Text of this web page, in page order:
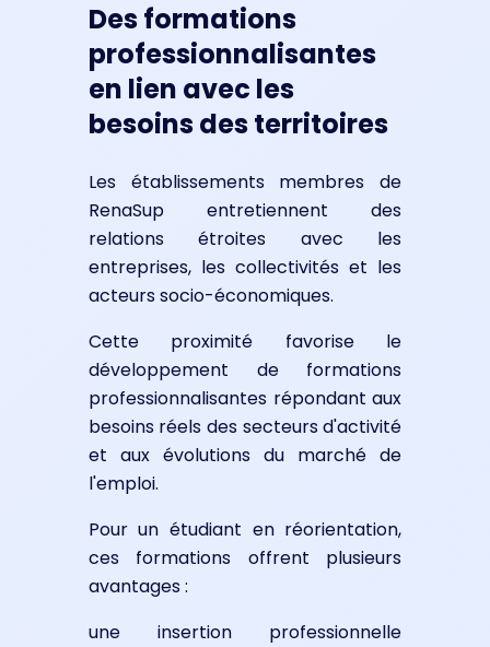
Des formations
professionnalisantes
en lien avec les
besoins des territoires
Les établissements membres de
RenaSup entretiennent des
relations étroites avec les
entreprises, les collectivités et les
acteurs socio-économiques.
Cette proximité favorise le
développement de formations
professionnalisantes répondant aux
besoins réels des secteurs d'activité
et aux évolutions du marché de
l'emploi.
Pour un étudiant en réorientation,
ces formations offrent plusieurs
avantages :
une insertion professionnelle